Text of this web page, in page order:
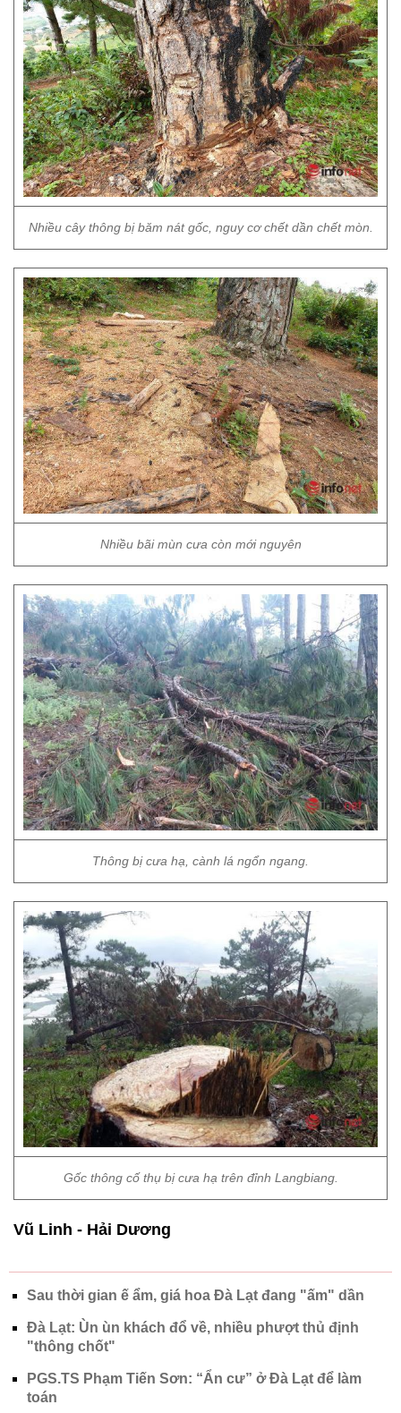
Nhiều cây thông bị băm nát gốc, nguy cơ chết dần chết mòn.
Nhiều bãi mùn cưa còn mới nguyên
Thông bị cưa hạ, cành lá ngổn ngang.
Gốc thông cố thụ bị cưa hạ trên đỉnh Langbiang.
Vũ Linh - Hải Dương
Sau thời gian ế ẩm, giá hoa Đà Lạt đang "ấm" dần
Đà Lạt: Ùn ùn khách đổ về, nhiều phượt thủ định
"thông chốt"
PGS.TS Phạm Tiến Sơn: “Ẩn cư” ở Đà Lạt để làm
toán